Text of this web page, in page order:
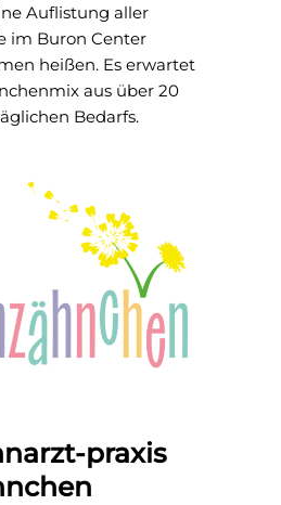
Auflistung aller
im Buron Center
heißen. Es erwartet
aus über 20
Bedarfs.
praxis
News
Kontakt